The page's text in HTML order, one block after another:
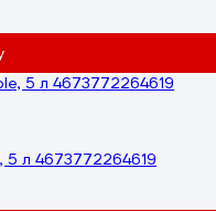
5 л 4673772264619